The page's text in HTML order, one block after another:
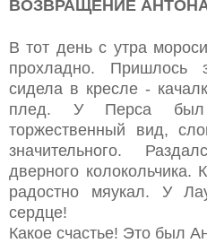
ВОЗВРАЩЕНИЕ
В тот день с утра
прохладно. Пришлось
сидела в кресле -
плед. У Перса был
торжественный вид,
значительного.
дверного
радостно мяукал. У
сердце!
Какое счастье! Это был